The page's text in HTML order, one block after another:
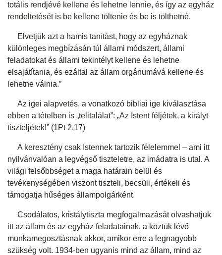
totális rendjévé kellene és lehetne lennie, és így az egyház
rendeltetését is be kellene töltenie és be is tölthetné.
Elvetjük azt a hamis tanítást, hogy az egyháznak
különleges megbízásán túl állami módszert, állami
feladatokat és állami tekintélyt kellene és lehetne
elsajátítania, és ezáltal az állam orgánumává kellene és
lehetne válnia.”
Az igei alapvetés, a vonatkozó bibliai ige kiválasztása
ebben a tételben is „telitalálat”: „Az Istent féljétek, a királyt
tiszteljétek!” (1Pt 2,17)
A keresztény csak Istennek tartozik félelemmel – ami itt
nyilvánvalóan a legvégső tiszteletre, az imádatra is utal. A
világi felsőbbséget a maga határain belül és
tevékenységében viszont tiszteli, becsüli, értékeli és
támogatja hűséges állampolgárként.
Csodálatos, kristálytiszta megfogalmazását olvashatjuk
itt az állam és az egyház feladatainak, a köztük lévő
munkamegosztásnak akkor, amikor erre a legnagyobb
szükség volt. 1934-ben ugyanis mind az állam, mind az